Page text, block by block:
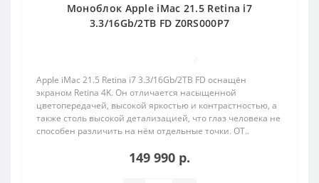
Моноблок Apple iMac 21.5 Retina i7
3.3/16Gb/2TB FD Z0RS000P7
Apple iMac 21.5 Retina i7 3.3/16Gb/2TB FD оснащён
экраном Retina 4K. Он отличается насыщенной
цветопередачей, высокой яркостью и контрастностью, а
также столь высокой детализацией, что глаз человека не
способен различить на нём отдельные точки. ОТ..
149 990 р.